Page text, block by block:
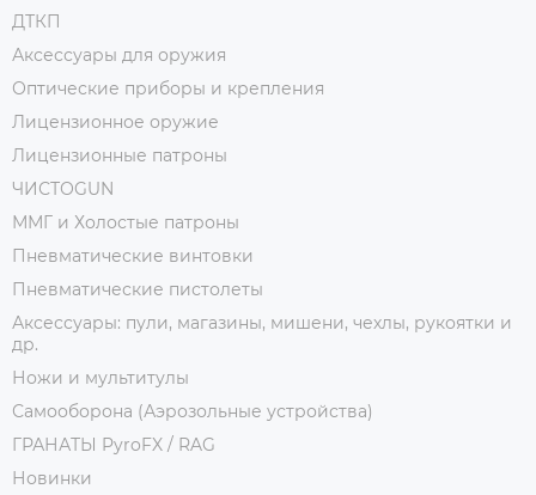
ДТКП
Аксессуары для оружия
Оптические приборы и крепления
Лицензионное оружие
Лицензионные патроны
ЧИСТОGUN
ММГ и Холостые патроны
Пневматические винтовки
Пневматические пистолеты
Аксессуары: пули, магазины, мишени, чехлы, рукоятки и
др.
Ножи и мультитулы
Самооборона (Аэрозольные устройства)
ГРАНАТЫ PyroFX / RAG
Новинки